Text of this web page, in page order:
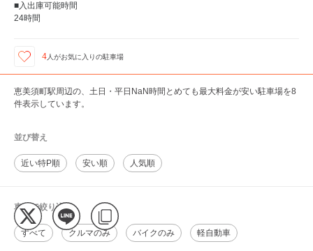
■入出庫可能時間
24時間
4人がお気に入りの駐車場
恵美須町駅周辺の、土日・平日NaN時間とめても最大料金が安い駐車場を8
件表示しています。
並び替え
近い特P順 安い順 人気順
車種で絞り込み
すべて クルマのみ バイクのみ 軽自動車